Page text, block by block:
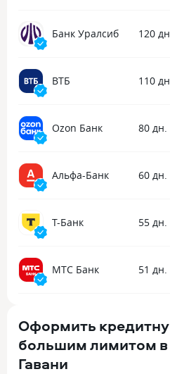
Банк Уралсиб 120 дн.
ВТБ 110 дн.
Ozon Банк 80 дн.
Альфа-Банк 60 дн.
Т-Банк 55 дн.
МТС Банк 51 дн.
Оформить
большим лимитом в
Гавани